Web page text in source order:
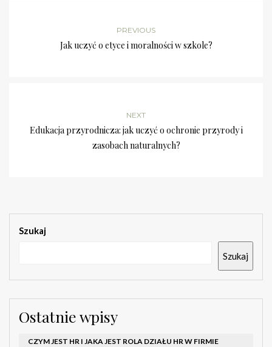
PREVIOUS
Jak uczyć o etyce i moralności w szkole?
NEXT
Edukacja przyrodnicza: jak uczyć o ochronie przyrody i
zasobach naturalnych?
Szukaj
Szukaj
Ostatnie wpisy
CZYM JEST HR I JAKA JEST ROLA DZIAŁU HR W FIRMIE